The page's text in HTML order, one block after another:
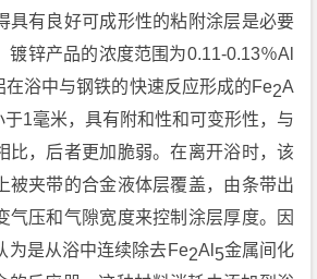
具有良好可成形性的粘附涂层是必要
镀锌产品的浓度范围为0.11-0.13％Al
浴中与钢铁的快速反应形成的Fe2A
1毫米，具有附和性和可变形性，与
比，后者更加脆弱。在离开浴时，该
被夹带的合金液体层覆盖，由条带出
气压和气隙宽度来控制涂层厚度。因
为是从浴中连续除去Fe2Al 5金属间化